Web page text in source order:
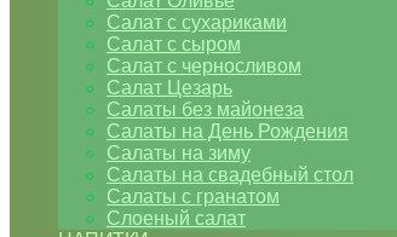
Салат с сухариками
Салат с сыром
Салат с черносливом
Салат Цезарь
Салаты без майонеза
Салаты на День Рождения
Салаты на зиму
Салаты на свадебный стол
Салаты с гранатом
Слоеный салат